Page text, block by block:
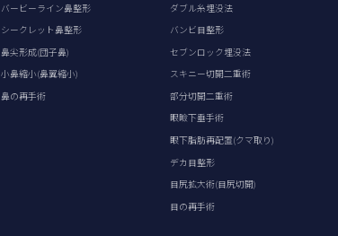
バービーライン鼻整形
シークレット鼻整形
鼻尖形成(団子鼻)
小鼻縮小(鼻翼縮小)
鼻の再手術
ダブル糸埋没法
バンビ目整形
セブンロック埋没法
スキニー切開二重術
部分切開二重術
眼瞼下垂手術
眼下脂肪再配置(クマ取り)
デカ目整形
目尻拡大術(目尻切開)
目の再手術